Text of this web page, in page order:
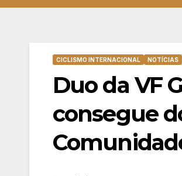
CICLISMO INTERNACIONAL NOTÍCIAS
Duo da VF
consegue